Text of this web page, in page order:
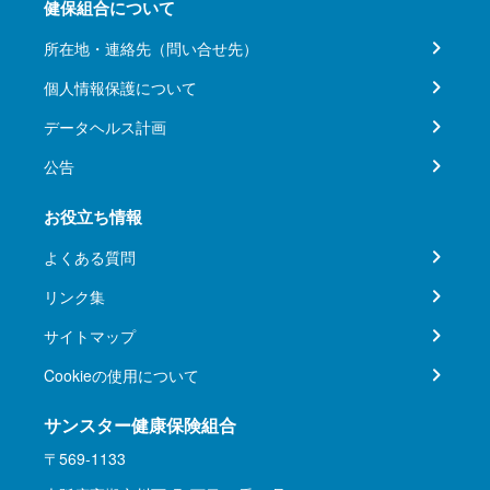
健保組合について
所在地・連絡先（問い合せ先）
個人情報保護について
データヘルス計画
公告
お役立ち情報
よくある質問
リンク集
サイトマップ
Cookieの使用について
サンスター健康保険組合
〒569-1133